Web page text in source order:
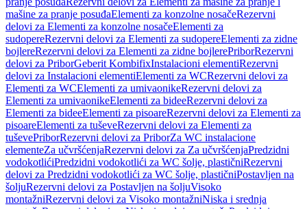
mašine za pranje posuđaElementi za konzolne nosačeRezervni
delovi za Elementi za konzolne nosačeElementi za
sudopereRezervni delovi za Elementi za sudopereElementi za zidne
bojlereRezervni delovi za Elementi za zidne bojlerePriborRezervni
delovi za PriborGeberit KombifixInstalacioni elementiRezervni
delovi za Instalacioni elementiElementi za WCRezervni delovi za
Elementi za WCElementi za umivaonikeRezervni delovi za
Elementi za umivaonikeElementi za bideeRezervni delovi za
Elementi za bideeElementi za pisoareRezervni delovi za Elementi za
pisoareElementi za tuševeRezervni delovi za Elementi za
tuševePriborRezervni delovi za PriborZa WC instalacione
elementeZa učvršćenjaRezervni delovi za Za učvršćenjaPredzidni
vodokotlićiPredzidni vodokotlići za WC šolje, plastičniRezervni
delovi za Predzidni vodokotlići za WC šolje, plastičniPostavljen na
šoljuRezervni delovi za Postavljen na šoljuVisoko
montažniRezervni delovi za Visoko montažniNiska i srednja